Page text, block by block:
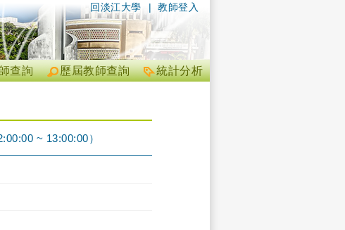
| 教師登入
回淡江大學
統計分析
歷屆教師查詢
查詢
~ 13:00:00）